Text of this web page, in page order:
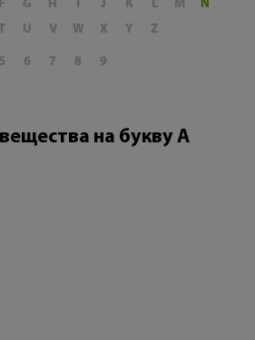
F G H I J K L M
N
T U V W X Y Z
5 6 7 8 9
на букву А